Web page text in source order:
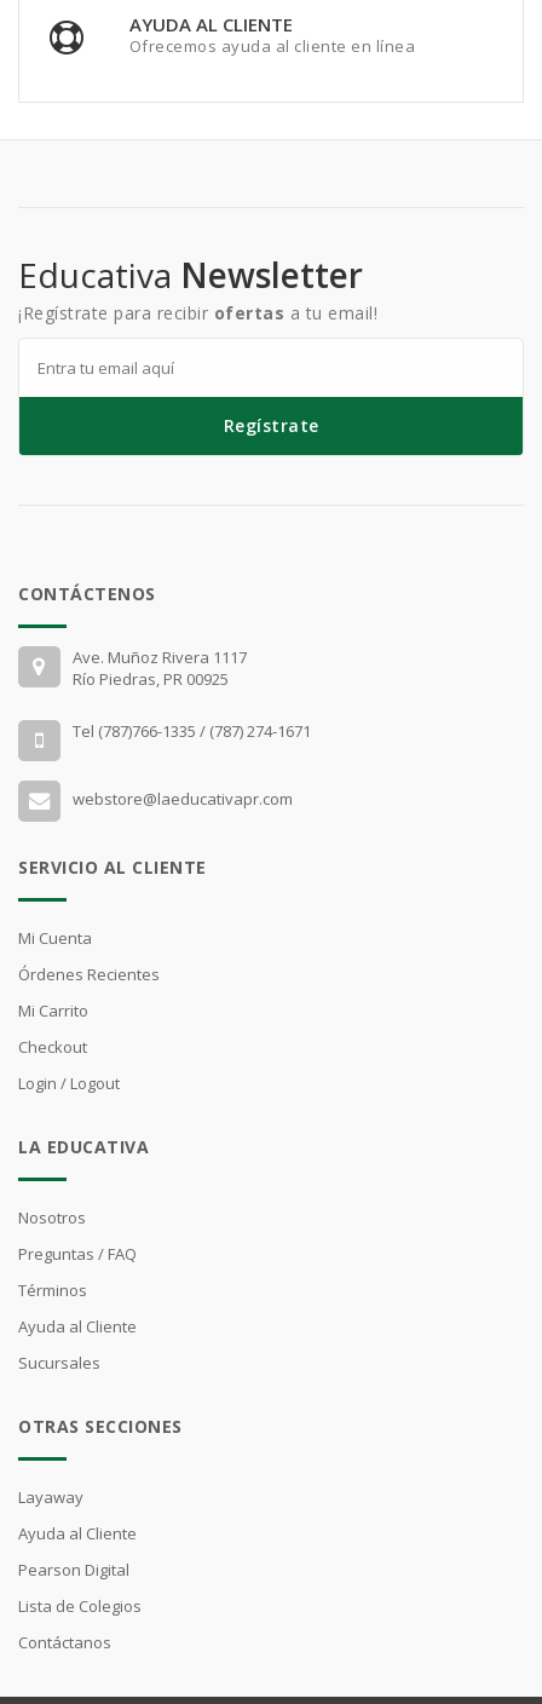
AYUDA AL CLIENTE
Ofrecemos ayuda al cliente en línea
Educativa Newsletter
¡Regístrate para recibir ofertas a tu email!
Regístrate
CONTÁCTENOS
Ave. Muñoz Rivera 1117
Río Piedras, PR 00925
Tel (787)766-1335 / (787) 274-1671
webstore@laeducativapr.com
SERVICIO AL CLIENTE
Mi Cuenta
Órdenes Recientes
Mi Carrito
Checkout
Login / Logout
LA EDUCATIVA
Nosotros
Preguntas / FAQ
Términos
Ayuda al Cliente
Sucursales
OTRAS SECCIONES
Layaway
Ayuda al Cliente
Pearson Digital
Lista de Colegios
Contáctanos